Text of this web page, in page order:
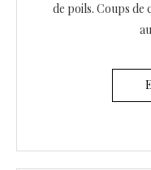
de poils. Coups de